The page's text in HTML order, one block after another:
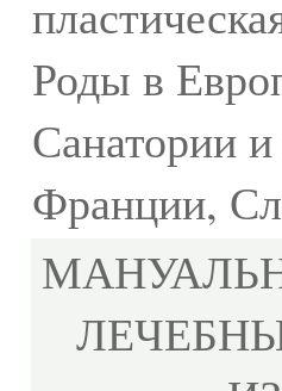
Роды в
Санатории
Франции,